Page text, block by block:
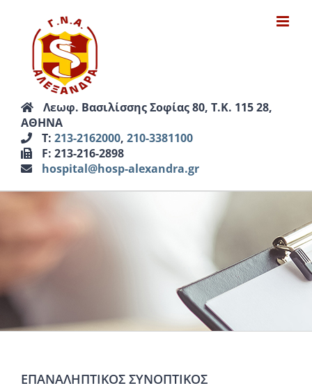
περιεχόμενο
Λεωφ. Βασιλίσσης Σοφίας 80, Τ.Κ. 115 28,
ΑΘΗΝΑ
Τ: 213-2162000, 210-3381100
F: 213-216-2898
hospital@hosp-alexandra.gr
ΕΠΑΝΑΛΗΠΤΙΚΟΣ ΣΥΝΟΠΤΙΚΟΣ